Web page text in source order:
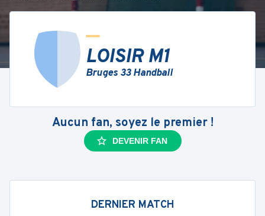
LOISIR M1
Bruges 33 Handball
Aucun fan, soyez le premier !
DEVENIR FAN
DERNIER MATCH